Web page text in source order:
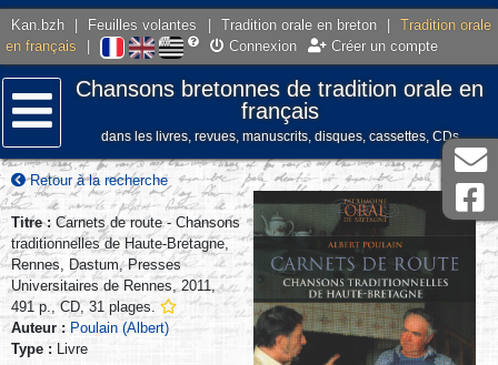
Kan.bzh Feuilles volantes Tradition orale en breton
Tradition orale
en français
Connexion Créer un compte
Menu
Chansons bretonnes de tradition orale en
français
dans les livres, revues, manuscrits, disques, cassettes, CDs
Retour à la recherche
Titre : Carnets de route - Chansons
traditionnelles de Haute-Bretagne,
Rennes, Dastum, Presses
Universitaires de Rennes, 2011,
491 p., CD, 31 plages.
Auteur : Poulain (Albert)
Type : Livre